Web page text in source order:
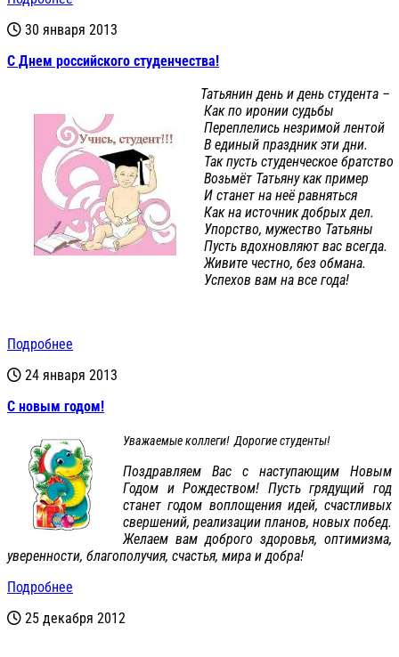
30 января 2013
С Днем российского студенчества!
Татьянин день и день студента –
Как по иронии судьбы
Переплелись незримой лентой
В единый праздник эти дни.
Так пусть студенческое братство
Возьмёт Татьяну как пример
И станет на неё равняться
Как на источник добрых дел.
Упорство, мужество Татьяны
Пусть вдохновляют вас всегда.
Живите честно, без обмана.
Успехов вам на все года!
Подробнее
24 января 2013
С новым годом!
Уважаемые коллеги! Дорогие студенты!
Поздравляем Вас с наступающим Новым
Годом и Рождеством! Пусть грядущий год
станет годом воплощения идей, счастливых
свершений, реализации планов, новых побед.
Желаем вам доброго здоровья, оптимизма,
уверенности, благополучия, счастья, мира и добра!
Подробнее
25 декабря 2012